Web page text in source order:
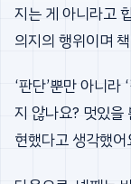
지는 게 아니라고
의지의 행위이며
‘판단’뿐만 아니라
지 않나요? 멋있을
현했다고 생각했어